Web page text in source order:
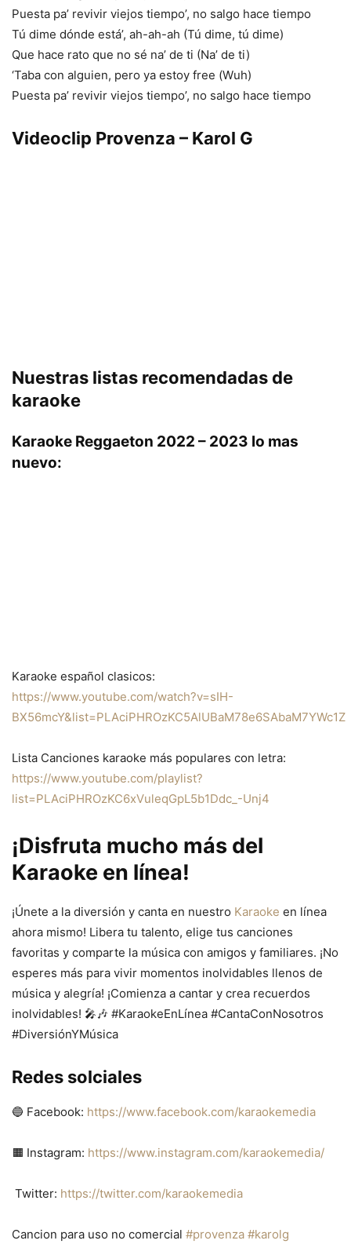
Puesta pa’ revivir viejos tiempo’, no salgo hace tiempo
Tú dime dónde está’, ah-ah-ah (Tú dime, tú dime)
Que hace rato que no sé na’ de ti (Na’ de ti)
‘Taba con alguien, pero ya estoy free (Wuh)
Puesta pa’ revivir viejos tiempo’, no salgo hace tiempo
Videoclip Provenza – Karol G
Nuestras listas recomendadas de
karaoke
Karaoke Reggaeton 2022 – 2023 lo mas
nuevo:
Karaoke español clasicos:
https://www.youtube.com/watch?v=sIH-
BX56mcY&list=PLAciPHROzKC5AlUBaM78e6SAbaM7YWc1Z
Lista Canciones karaoke más populares con letra:
https://www.youtube.com/playlist?
list=PLAciPHROzKC6xVuleqGpL5b1Ddc_-Unj4
¡Disfruta mucho más del
Karaoke en línea!
¡Únete a la diversión y canta en nuestro Karaoke en línea
ahora mismo! Libera tu talento, elige tus canciones
favoritas y comparte la música con amigos y familiares. ¡No
esperes más para vivir momentos inolvidables llenos de
música y alegría! ¡Comienza a cantar y crea recuerdos
inolvidables! 🎤🎶 #KaraokeEnLínea #CantaConNosotros
#DiversiónYMúsica
Redes solciales
🔵 Facebook: https://www.facebook.com/karaokemedia
🟧 Instagram: https://www.instagram.com/karaokemedia/
Twitter: https://twitter.com/karaokemedia
Cancion para uso no comercial #provenza #karolg